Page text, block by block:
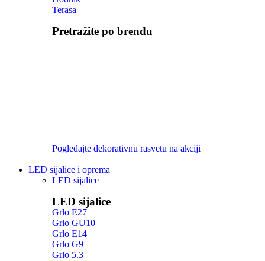
Terasa
Pretražite po brendu
Pogledajte dekorativnu rasvetu na akciji
LED sijalice i oprema
LED sijalice
LED sijalice
Grlo E27
Grlo GU10
Grlo E14
Grlo G9
Grlo 5.3